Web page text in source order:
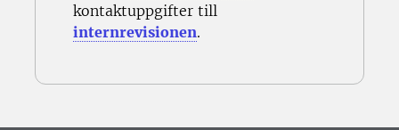
kontaktuppgifter till
internrevisionen.